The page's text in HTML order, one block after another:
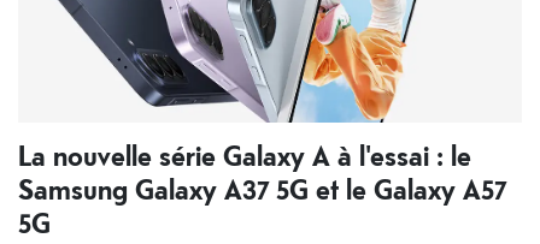
La nouvelle série Galaxy A à l'essai : le
Samsung Galaxy A37 5G et le Galaxy A57
5G